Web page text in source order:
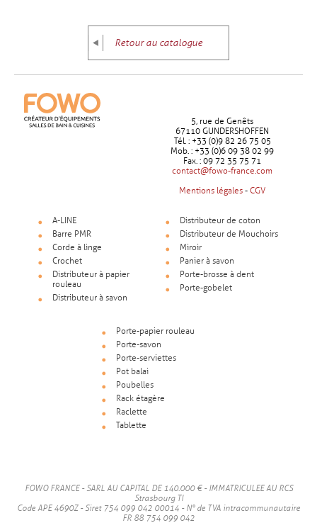
Retour au catalogue
5, rue de Genêts
67110 GUNDERSHOFFEN
Tél. : +33 (0)9 82 26 75 05
Mob. : +33 (0)6 09 38 02 99
Fax. : 09 72 35 75 71
contact@fowo-france.com
Mentions légales - CGV
A-LINE
Barre PMR
Corde à linge
Crochet
Distributeur à papier
rouleau
Distributeur à savon
Distributeur de coton
Distributeur de Mouchoirs
Miroir
Panier à savon
Porte-brosse à dent
Porte-gobelet
Porte-papier rouleau
Porte-savon
Porte-serviettes
Pot balai
Poubelles
Rack étagère
Raclette
Tablette
FOWO FRANCE - SARL AU CAPITAL DE 140.000 € - IMMATRICULEE AU RCS
Strasbourg TI
Code APE 4690Z - Siret 754 099 042 00014 - N° de TVA intracommunautaire
FR 88 754 099 042